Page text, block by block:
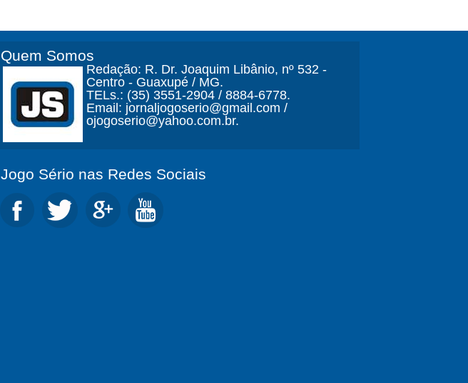
Quem Somos
Redação: R. Dr. Joaquim Libânio, nº 532 -
Centro - Guaxupé / MG.
TELs.: (35) 3551-2904 / 8884-6778.
Email: jornaljogoserio@gmail.com /
ojogoserio@yahoo.com.br.
Jogo Sério nas Redes Sociais